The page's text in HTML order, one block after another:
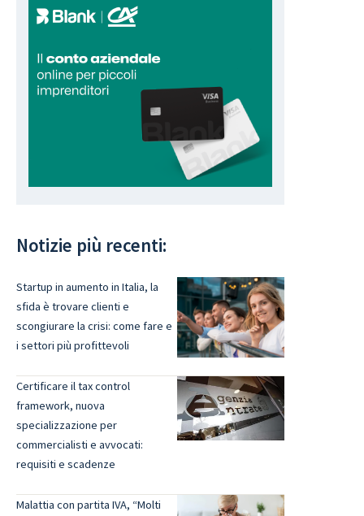
Notizie più recenti:
Startup in aumento in Italia, la
sfida è trovare clienti e
scongiurare la crisi: come fare e
i settori più profittevoli
Certificare il tax control
framework, nuova
specializzazione per
commercialisti e avvocati:
requisiti e scadenze
Malattia con partita IVA, “Molti